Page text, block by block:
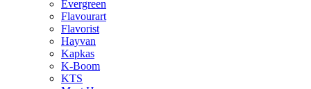
Evergreen
Flavourart
Flavorist
Hayvan
Kapkas
K-Boom
KTS